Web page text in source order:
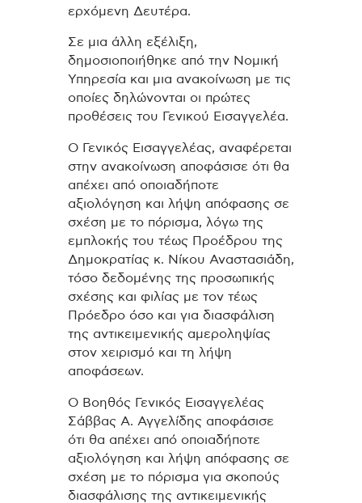
ερχόμενη Δευτέρα.
Σε μια άλλη εξέλιξη,
δημοσιοποιήθηκε από την Νομική
Υπηρεσία και μια ανακοίνωση με τις
οποίες δηλώνονται οι πρώτες
προθέσεις του Γενικού Εισαγγελέα.
Ο Γενικός Εισαγγελέας, αναφέρεται
στην ανακοίνωση αποφάσισε ότι θα
απέχει από οποιαδήποτε
αξιολόγηση και λήψη απόφασης σε
σχέση με το πόρισμα, λόγω της
εμπλοκής του τέως Προέδρου της
Δημοκρατίας κ. Νίκου Αναστασιάδη,
τόσο δεδομένης της προσωπικής
σχέσης και φιλίας με τον τέως
Πρόεδρο όσο και για διασφάλιση
της αντικειμενικής αμεροληψίας
στον χειρισμό και τη λήψη
αποφάσεων.
Ο Βοηθός Γενικός Εισαγγελέας
Σάββας Α. Αγγελίδης αποφάσισε
ότι θα απέχει από οποιαδήποτε
αξιολόγηση και λήψη απόφασης σε
σχέση με το πόρισμα για σκοπούς
διασφάλισης της αντικειμενικής